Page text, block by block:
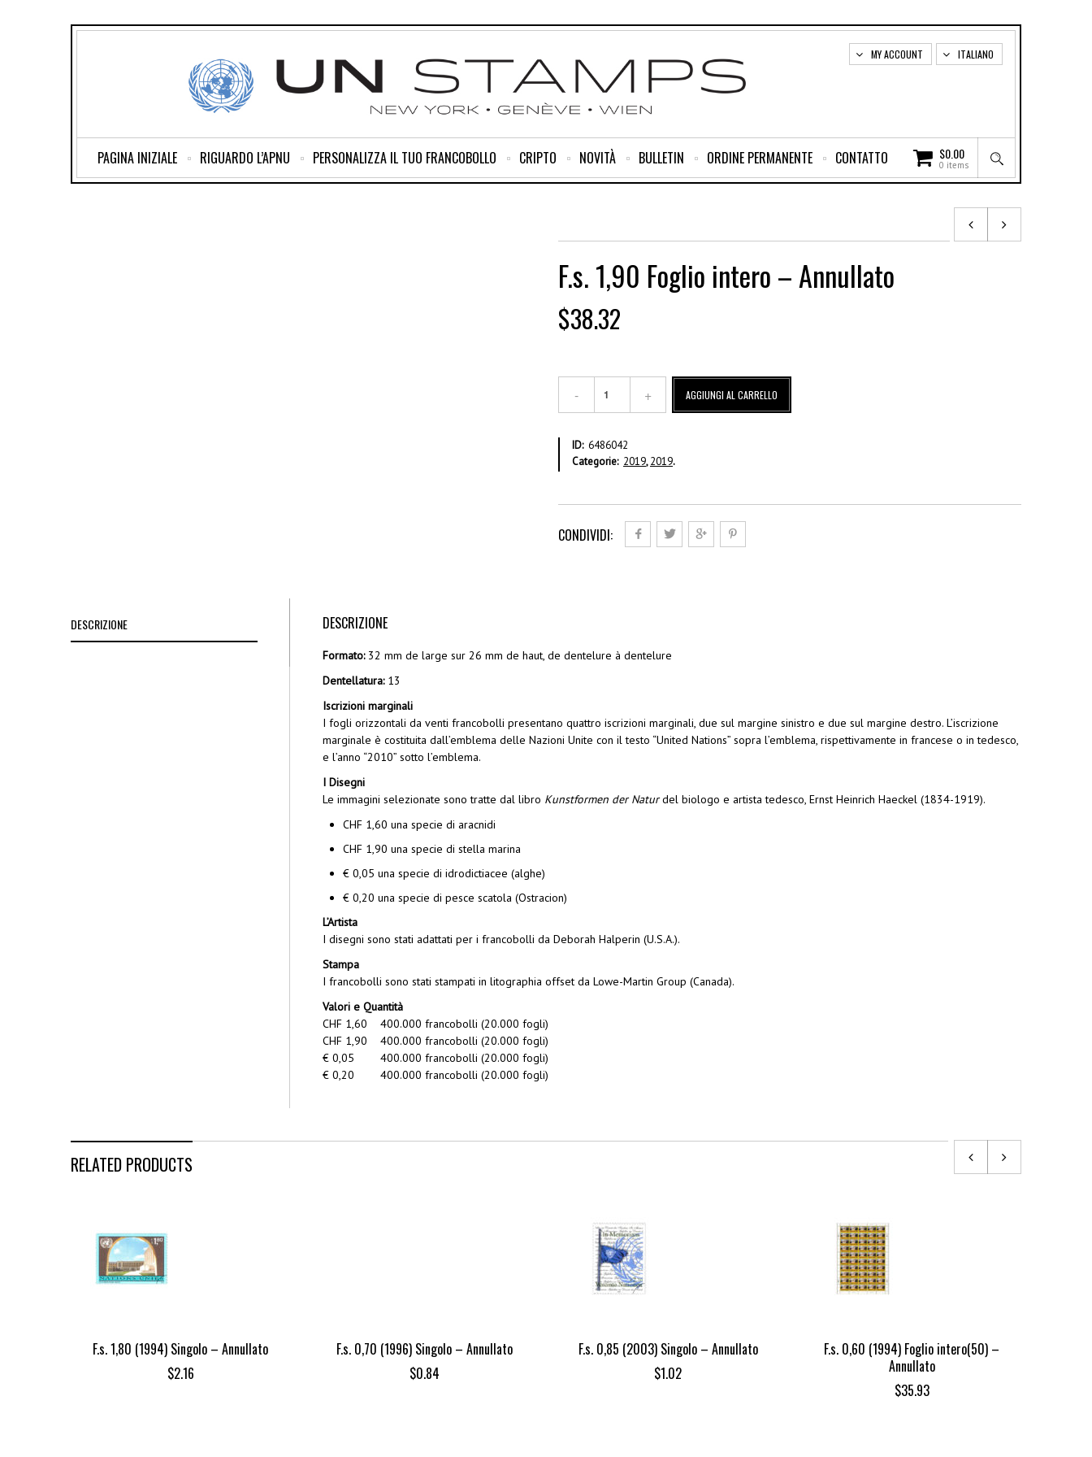
ITALIANO
MY ACCOUNT
$0.00
0 items
PAGINA INIZIALE RIGUARDO L’APNU PERSONALIZZA IL TUO FRANCOBOLLO CRIPTO NOVITÀ BULLETIN ORDINE PERMANENTE CONTATTO
F.s. 1,90 Foglio intero – Annullato
$38.32
1,90
Foglio
Annullato
AGGIUNGI AL CARRELLO
ID: 6486042
Categorie: 2019,2019.
CONDIVIDI:
DESCRIZIONE DESCRIZIONE
Formato:32 mm de large sur 26 mm de haut, de dentelure à dentelure
Dentellatura:13
Iscrizioni marginali
I fogli orizzontali da venti francobolli presentano quattro iscrizioni marginali, due sul margine sinistro e due sul margine destro. L’iscrizione
marginale è costituita dall’emblema delle Nazioni Unite con il testo “United Nations” sopra l’emblema, rispettivamente in francese o in tedesco,
e l’anno “2010” sotto l’emblema.
I Disegni
Le immagini selezionate sono tratte dal libro Kunstformen der Naturdel biologo e artista tedesco, Ernst Heinrich Haeckel (1834-1919).
CHF 1,60 una specie di aracnidi
CHF 1,90 una specie di stella marina
€ 0,05 una specie di idrodictiacee (alghe)
€ 0,20 una specie di pesce scatola (Ostracion)
L’Artista
I disegni sono stati adattati per i francobolli da Deborah Halperin (U.S.A.).
Stampa
I francobolli sono stati stampati in litographia offset da Lowe-Martin Group (Canada).
Valori e Quantità
CHF 1,60 400.000 francobolli (20.000 fogli)
CHF 1,90 400.000 francobolli (20.000 fogli)
€ 0,05 400.000 francobolli (20.000 fogli)
€ 0,20 400.000 francobolli (20.000 fogli)
RELATED PRODUCTS
F.s. 1,80 (1994) Singolo – Annullato
$2.16
F.s. 0,70 (1996) Singolo – Annullato
$0.84
F.s. 0,85 (2003) Singolo – Annullato
$1.02
F.s. 0,60 (1994) Foglio intero(50) –
Annullato
$35.93